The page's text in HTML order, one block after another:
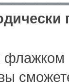
флажком